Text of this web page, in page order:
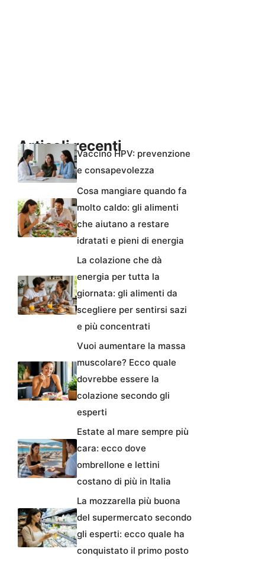
Articoli recentiVaccino HPV: prevenzione
e consapevolezza
Cosa mangiare quando fa
molto caldo: gli alimenti
che aiutano a restare
idratati e pieni di energia
La colazione che dà
energia per tutta la
giornata: gli alimenti da
scegliere per sentirsi sazi
e più concentrati
Vuoi aumentare la massa
muscolare? Ecco quale
dovrebbe essere la
colazione secondo gli
esperti
Estate al mare sempre più
cara: ecco dove
ombrellone e lettini
costano di più in Italia
La mozzarella più buona
del supermercato secondo
gli esperti: ecco quale ha
conquistato il primo posto